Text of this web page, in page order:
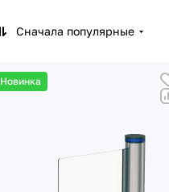
Сначала популярные
Новинка